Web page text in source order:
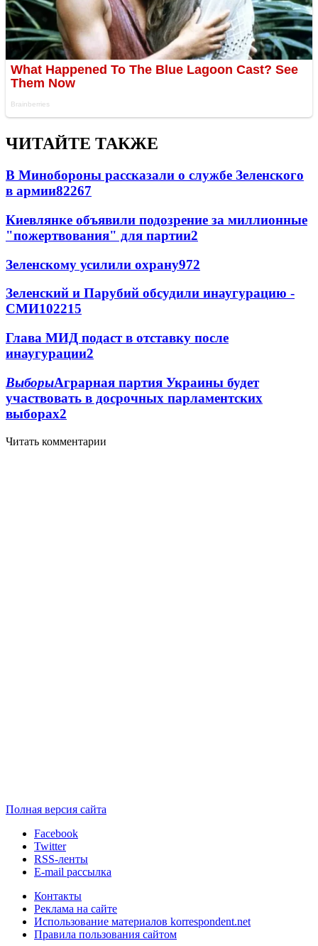
ЧИТАЙТЕ ТАКЖЕ
В Минобороны рассказали о службе Зеленского
в армии82267
Киевлянке объявили подозрение за миллионные
"пожертвования" для партии2
Зеленскому усилили охрану972
Зеленский и Парубий обсудили инаугурацию -
СМИ102215
Глава МИД подаст в отставку после
инаугурации2
ВыборыАграрная партия Украины будет
участвовать в досрочных парламентских
выборах2
Читать комментарии
Полная версия сайта
Facebook
Twitter
RSS-ленты
E-mail рассылка
Контакты
Реклама на сайте
Использование материалов korrespondent.net
Правила пользования сайтом